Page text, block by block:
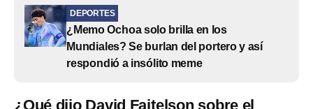
DEPORTES
¿Memo Ochoa solo brilla en los
Mundiales? Se burlan del portero y así
respondió a insólito meme
¿Qué dijo David Faitelson sobre el